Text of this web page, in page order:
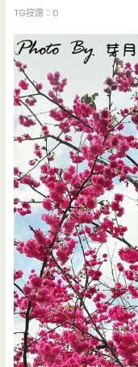
TG按讚：0